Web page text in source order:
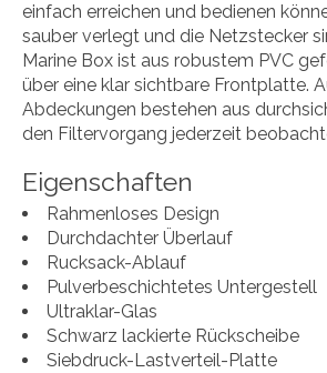
einfach erreichen und bedienen
sauber verlegt und die Netzstecker
Marine Box ist aus robustem PVC
über eine klar sichtbare Frontplatte.
Abdeckungen bestehen aus
den Filtervorgang jederzeit
Eigenschaften
Rahmenloses Design
Durchdachter Überlauf
Rucksack-Ablauf
Pulverbeschichtetes Untergestell
Ultraklar-Glas
Schwarz lackierte Rückscheibe
Siebdruck-Lastverteil-Platte